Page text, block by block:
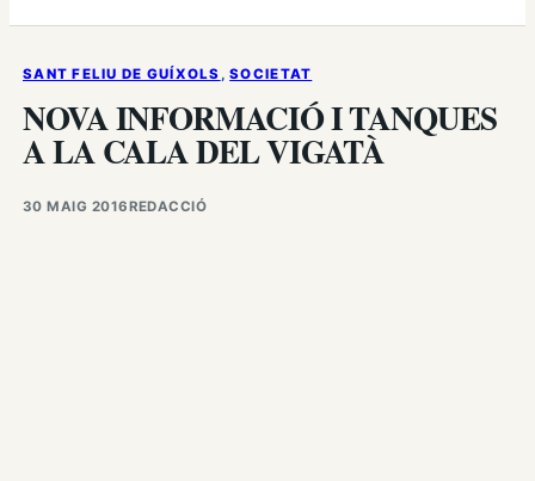
Obre
el
SANT FELIU DE GUÍXOLS , SOCIETAT
NOVA INFORMACIÓ I TANQUES
A LA CALA DEL VIGATÀ
30 MAIG 2016REDACCIÓ